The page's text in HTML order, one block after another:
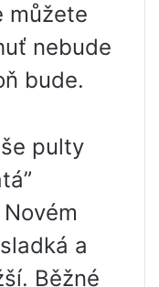
můžete
nebude
bude.
pulty
a
Běžné